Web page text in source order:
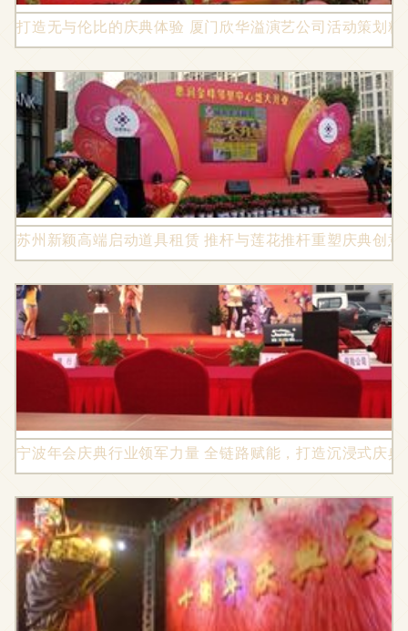
打造无与伦比的庆典体验 厦门欣华溢演艺公司活动策划精
苏州新颖高端启动道具租赁 推杆与莲花推杆重塑庆典创意
宁波年会庆典行业领军力量 全链路赋能，打造沉浸式庆典